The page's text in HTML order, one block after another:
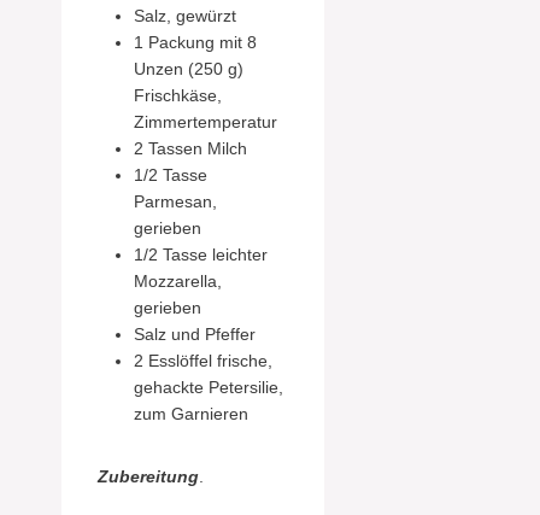
Salz, gewürzt
1 Packung mit 8
Unzen (250 g)
Frischkäse,
Zimmertemperatur
2 Tassen Milch
1/2 Tasse
Parmesan,
gerieben
1/2 Tasse leichter
Mozzarella,
gerieben
Salz und Pfeffer
2 Esslöffel frische,
gehackte Petersilie,
zum Garnieren
Zubereitung